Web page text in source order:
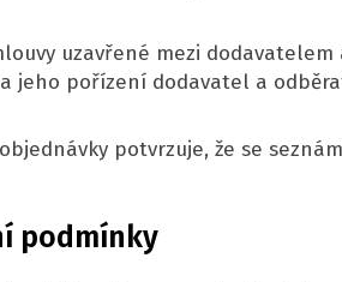
uzavřené mezi
jeho pořízení dodavatel a
potvrzuje, že se
podmínky